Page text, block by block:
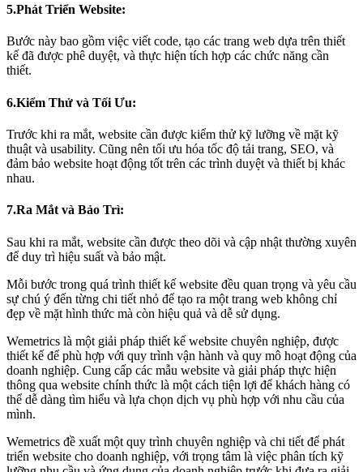
5.Phát Triển Website:
Bước này bao gồm việc viết code, tạo các trang web dựa trên thiết
kế đã được phê duyệt, và thực hiện tích hợp các chức năng cần
thiết.
6.Kiểm Thử và Tối Ưu:
Trước khi ra mắt, website cần được kiểm thử kỹ lưỡng về mặt kỹ
thuật và usability. Cũng nên tối ưu hóa tốc độ tải trang, SEO, và
đảm bảo website hoạt động tốt trên các trình duyệt và thiết bị khác
nhau.
7.Ra Mắt và Bảo Trì:
Sau khi ra mắt, website cần được theo dõi và cập nhật thường xuyên
để duy trì hiệu suất và bảo mật.
Mỗi bước trong quá trình thiết kế website đều quan trọng và yêu cầu
sự chú ý đến từng chi tiết nhỏ để tạo ra một trang web không chỉ
đẹp về mặt hình thức mà còn hiệu quả và dễ sử dụng.
Wemetrics là một giải pháp thiết kế website chuyên nghiệp, được
thiết kế để phù hợp với quy trình vận hành và quy mô hoạt động của
doanh nghiệp. Cung cấp các mẫu website và giải pháp thực hiện
thông qua website chính thức là một cách tiện lợi để khách hàng có
thể dễ dàng tìm hiểu và lựa chọn dịch vụ phù hợp với nhu cầu của
mình.
Wemetrics đề xuất một quy trình chuyên nghiệp và chi tiết để phát
triển website cho doanh nghiệp, với trọng tâm là việc phân tích kỹ